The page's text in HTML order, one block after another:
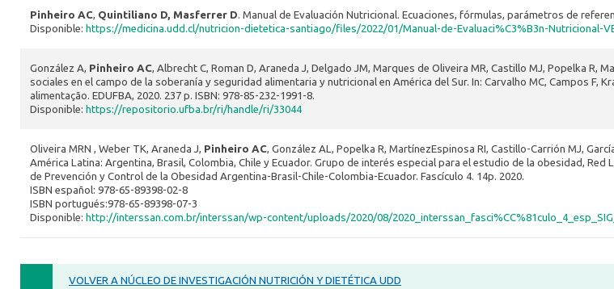
Pinheiro AC, Quintiliano D, Masferrer D. Manual de Evaluación Nutricional. Ecuaciones, fórmulas, parámetros de
Disponible: https://medicina.udd.cl/nutricion-dietetica-santiago/files/2022/01/Manual-de-Evaluaci%C3%B3n-Nutricional-
González A, Pinheiro AC, Albrecht C, Roman D, Araneda J, Delgado JM, Marques de Oliveira MR, Castillo MJ, Popelka R,
sociales en el campo de la soberanía y seguridad alimentaria y nutricional en América del Sur. In: Carvalho MC, Campos F,
alimentação. EDUFBA, 2020. 237 p. ISBN: 978-85-232-1991-8.
Disponible: https://repositorio.ufba.br/ri/handle/ri/33044
Oliveira MRN , Weber TK, Araneda J, Pinheiro AC, González AL, Popelka R, MartínezEspinosa RI, Castillo-Carrión MJ,
América Latina: Argentina, Brasil, Colombia, Chile y Ecuador. Grupo de interés especial para el estudio de la obesidad,
de Prevención y Control de la Obesidad Argentina-Brasil-Chile-Colombia-Ecuador. Fascículo 4. 14p. 2020.
ISBN español: 978-65-89398-02-8
ISBN portugués:978-65-89398-07-3
Disponible: http://interssan.com.br/interssan/wp-content/uploads/2020/08/
VOLVER A NÚCLEO DE INVESTIGACIÓN NUTRICIÓN Y DIETÉTICA UDD